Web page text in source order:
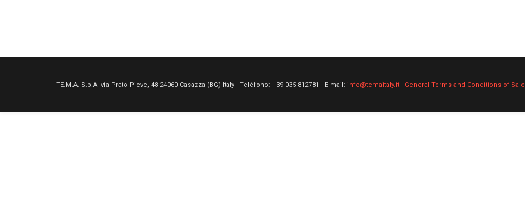
TE.M.A. S.p.A. via Prato Pieve, 48 24060 Casazza (BG) Italy - Teléfono: +39 035 812781 - E-mail: info@temaitaly.it | General Terms and Conditions of Sale